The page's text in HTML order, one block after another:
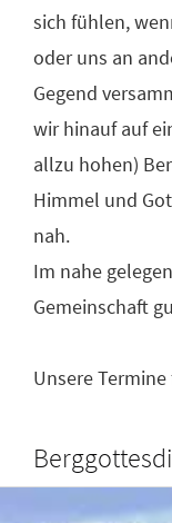
sich fühlen,
oder uns an
Gegend
wir hinauf auf
allzu hohen)
Himmel und
nah.
Im nahe
Gemeinschaft
Unsere